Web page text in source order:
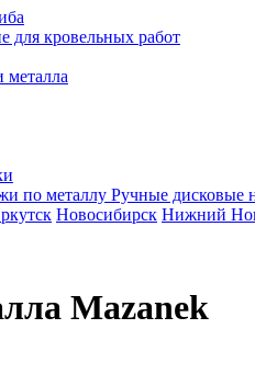
для кровельных работ
металла
Ручные дисковые
Новосибирск Нижний
Mazanek